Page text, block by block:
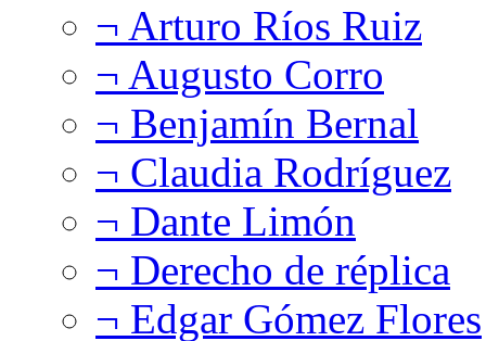
¬ Arturo Ríos Ruiz
¬ Augusto Corro
¬ Benjamín Bernal
¬ Claudia Rodríguez
¬ Dante Limón
¬ Derecho de réplica
¬ Edgar Gómez Flores